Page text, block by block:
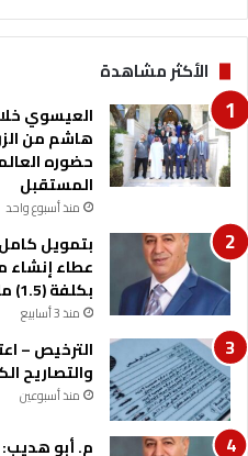
ع
ا
ل
ي
ا
ت
"
ا
ب
ي
ا
ل
أ
ر
د
ن
ي
ا
ا
ت
ا
د
ا
ع
ر
ي
ل
ل
ف
ن
ا
د
الأكثر مشاهدة
العيسوي
هاشم من
حضوره
المستقبل
منذ أسبوع واحد
بتمويل كامل
عطاء إنشاء
بكلفة (1.5) مليون دينار
منذ 3 أسابيع
الترخيص –
والتصاريح
منذ أسبوعين
م. أبو